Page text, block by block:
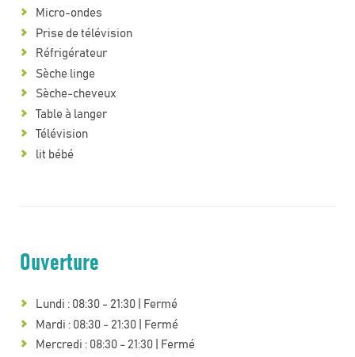
Micro-ondes
Prise de télévision
Réfrigérateur
Sèche linge
Sèche-cheveux
Table à langer
Télévision
lit bébé
Ouverture
Lundi : 08:30 - 21:30 | Fermé
Mardi : 08:30 - 21:30 | Fermé
Mercredi : 08:30 - 21:30 | Fermé